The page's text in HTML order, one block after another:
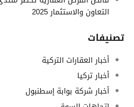
التعاون والاستثمار 2025
تصنيفات
أخبار العقارات التركية
أخبار تركيا
أخبار شركة بوابة إسطنبول